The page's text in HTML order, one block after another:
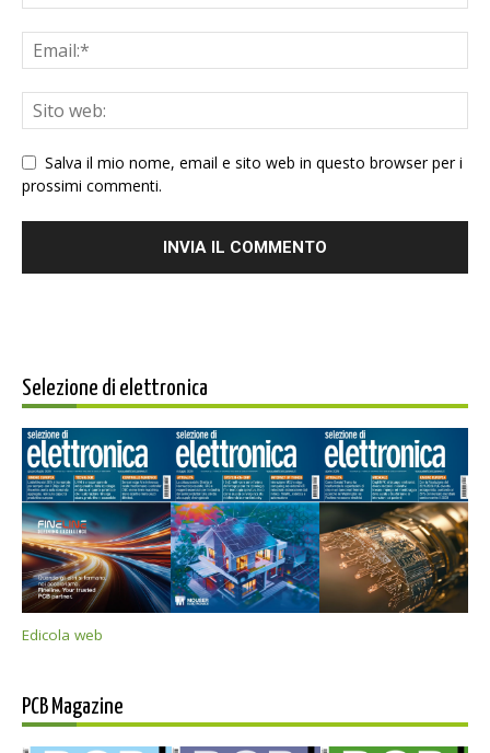
Salva il mio nome, email e sito web in questo browser per i
prossimi commenti.
Selezione di elettronica
Edicola web
PCB Magazine